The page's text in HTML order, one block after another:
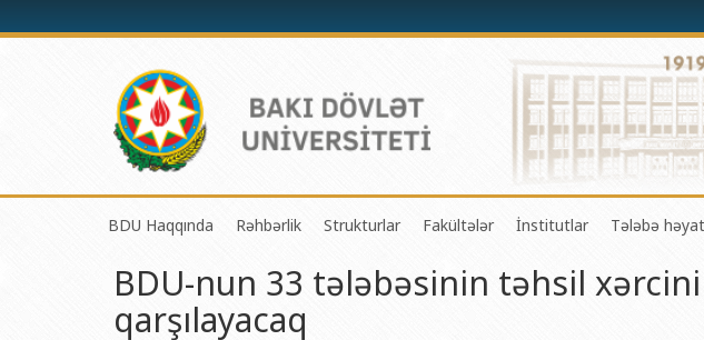
BDU Haqqında
BDU-nun tarixi
BDU-nun Missiya və Strateji inkişaf planı
Rəhbərlik
Rektor
Prorektorlar
Strukturlar
Tədrisin təşkili və idarə olunması Mərkəzi
Fakültələr
Mexanika-riyaziyyat fakültəsi
İnstitutlar
Fizika problemləri
Tələbə
Gənc
BDU-nun 33 tələbəsinin təhsil
qarşılayacaq